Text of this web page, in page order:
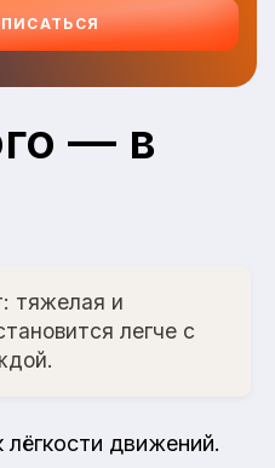
— в
тяжелая и
легче с
движений.